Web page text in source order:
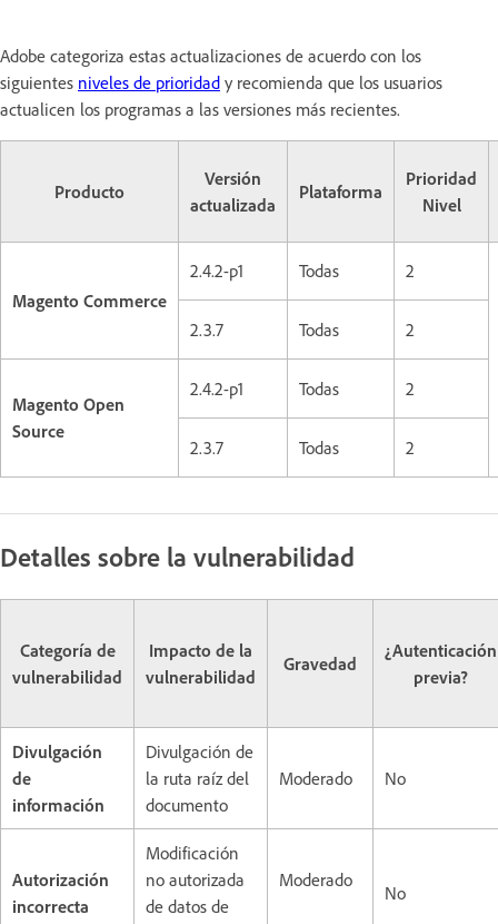
Adobe categoriza estas actualizaciones de acuerdo con los
siguientes niveles de prioridad y recomienda que los usuarios
actualicen los programas a las versiones más recientes.
Producto
Versión
actualizada
Plataforma
Prioridad
Nivel
Magento Commerce
2.4.2-p1 Todas 2
2.3.7 Todas 2
Magento Open
Source
2.4.2-p1 Todas 2
2.3.7 Todas 2
Detalles sobre la vulnerabilidad
Categoría de
vulnerabilidad
Impacto de la
vulnerabilidad
Gravedad
¿Autenticación
previa?
Divulgación
de
información
Divulgación de
la ruta raíz del
documento
Moderado No
Autorización
incorrecta
Modificación
no autorizada
de datos de
Moderado
No